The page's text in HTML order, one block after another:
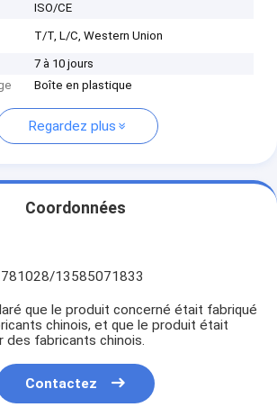
ISO/CE
T/T, L/C, Western Union
7 à 10 jours
Boîte en plastique
Regardez plus
Coordonnées
13585071833
que le produit concerné était fabriqué
chinois, et que le produit était
des fabricants chinois.
Contactez